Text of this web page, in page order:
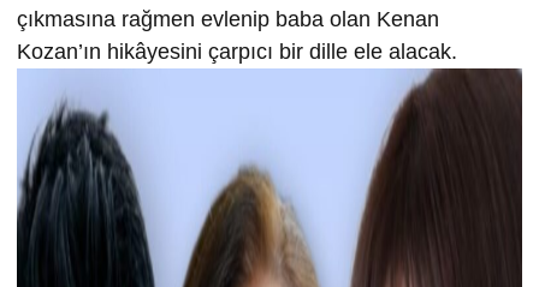
çıkmasına rağmen evlenip baba olan Kenan
Kozan’ın hikâyesini çarpıcı bir dille ele alacak.